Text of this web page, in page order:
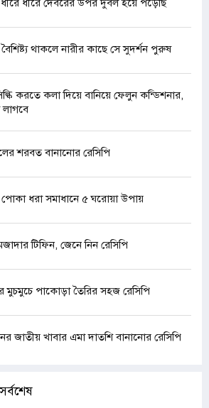
ধীরে দেবরের উপর দুর্বল হয়ে পড়েছি
থাকলে নারীর কাছে সে সুদর্শন পুরুষ
করতে কলা দিয়ে বানিয়ে ফেলুন কন্ডিশনার,
লাগবে
শরবত বানানোর রেসিপি
পোকা ধরা সমাধানে ৫ ঘরোয়া উপায়
টিফিন, জেনে নিন রেসিপি
মুচমুচে পাকোড়া তৈরির সহজ রেসিপি
জাতীয় খাবার এমা দাতশি বানানোর রেসিপি